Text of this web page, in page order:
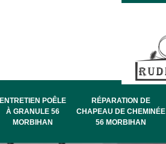
ENTRETIEN POÊLE
À GRANULE 56
MORBIHAN
RÉPARATION DE
CHAPEAU DE CHEMINÉE
56 MORBIHAN